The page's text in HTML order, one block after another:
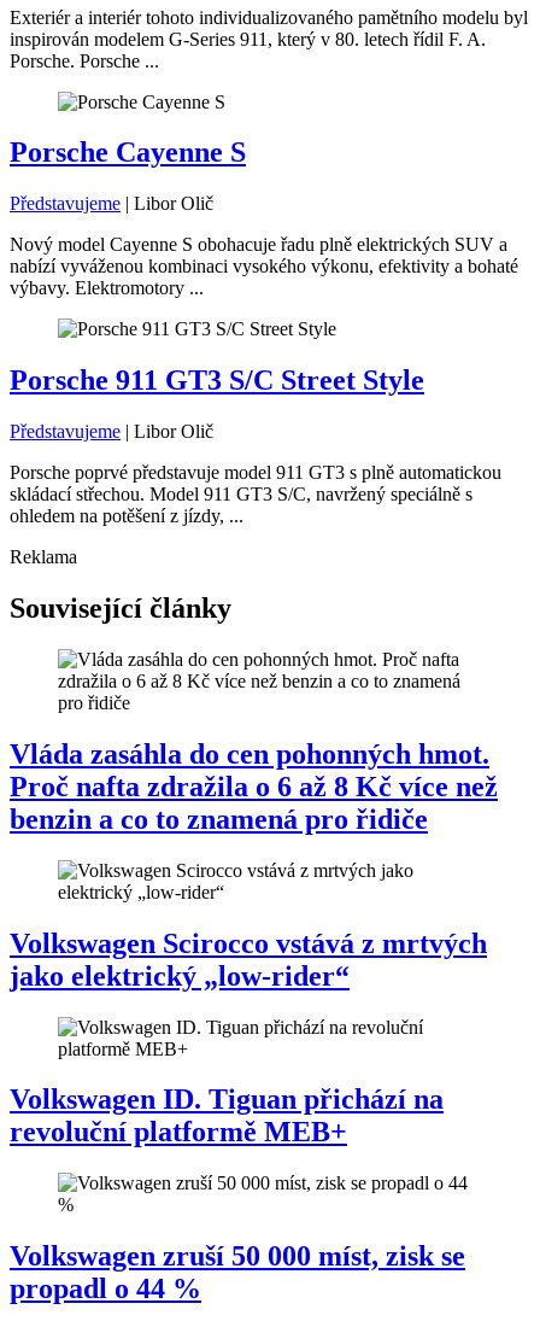
Exteriér a interiér tohoto individualizovaného pamětního modelu byl
inspirován modelem G-Series 911, který v 80. letech řídil F. A.
Porsche. Porsche ...
Porsche Cayenne S
Představujeme | Libor Olič
Nový model Cayenne S obohacuje řadu plně elektrických SUV a
nabízí vyváženou kombinaci vysokého výkonu, efektivity a bohaté
výbavy. Elektromotory ...
Porsche 911 GT3 S/C Street Style
Představujeme | Libor Olič
Porsche poprvé představuje model 911 GT3 s plně automatickou
skládací střechou. Model 911 GT3 S/C, navržený speciálně s
ohledem na potěšení z jízdy, ...
Reklama
Související články
Vláda zasáhla do cen pohonných hmot.
Proč nafta zdražila o 6 až 8 Kč více než
benzin a co to znamená pro řidiče
Volkswagen Scirocco vstává z mrtvých
jako elektrický „low-rider“
Volkswagen ID. Tiguan přichází na
revoluční platformě MEB+
Volkswagen zruší 50 000 míst, zisk se
propadl o 44 %